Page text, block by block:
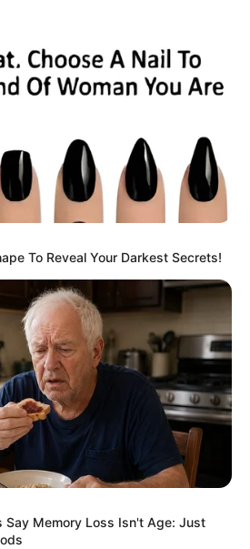
| live
Mar 2, 2016, 04:42 pm IST
To Reveal Your Darkest Secrets!
Say Memory Loss Isn't Age: Just